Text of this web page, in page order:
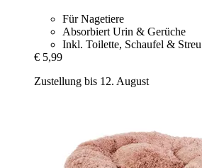
Für Nagetiere
Absorbiert Urin & Gerüche
Inkl. Toilette, Schaufel & Streu
€ 5,99
Zustellung bis 12. August